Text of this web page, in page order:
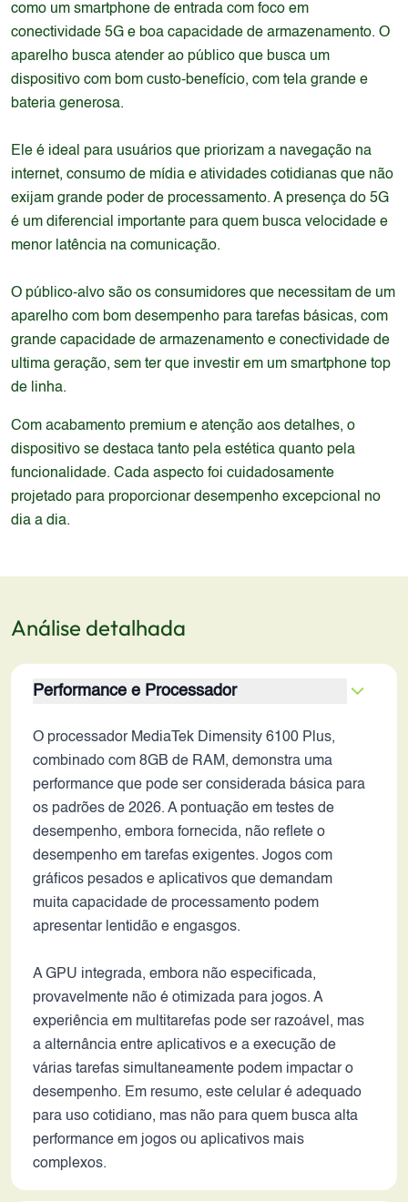
como um smartphone de entrada com foco em
conectividade 5G e boa capacidade de armazenamento. O
aparelho busca atender ao público que busca um
dispositivo com bom custo-benefício, com tela grande e
bateria generosa.
Ele é ideal para usuários que priorizam a navegação na
internet, consumo de mídia e atividades cotidianas que não
exijam grande poder de processamento. A presença do 5G
é um diferencial importante para quem busca velocidade e
menor latência na comunicação.
O público-alvo são os consumidores que necessitam de um
aparelho com bom desempenho para tarefas básicas, com
grande capacidade de armazenamento e conectividade de
ultima geração, sem ter que investir em um smartphone top
de linha.
Com acabamento premium e atenção aos detalhes, o
dispositivo se destaca tanto pela estética quanto pela
funcionalidade. Cada aspecto foi cuidadosamente
projetado para proporcionar desempenho excepcional no
dia a dia.
Análise detalhada
Performance e Processador
O processador MediaTek Dimensity 6100 Plus,
combinado com 8GB de RAM, demonstra uma
performance que pode ser considerada básica para
os padrões de 2026. A pontuação em testes de
desempenho, embora fornecida, não reflete o
desempenho em tarefas exigentes. Jogos com
gráficos pesados e aplicativos que demandam
muita capacidade de processamento podem
apresentar lentidão e engasgos.
A GPU integrada, embora não especificada,
provavelmente não é otimizada para jogos. A
experiência em multitarefas pode ser razoável, mas
a alternância entre aplicativos e a execução de
várias tarefas simultaneamente podem impactar o
desempenho. Em resumo, este celular é adequado
para uso cotidiano, mas não para quem busca alta
performance em jogos ou aplicativos mais
complexos.